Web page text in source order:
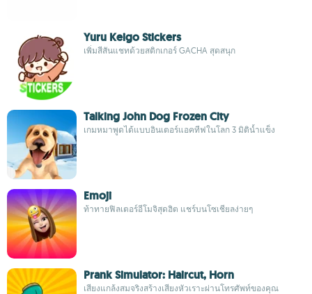
Yuru Keigo Stickers
เพิ่มสีสันแชทด้วยสติกเกอร์ GACHA สุดสนุก
Talking John Dog Frozen City
เกมหมาพูดได้แบบอินเตอร์แอคทีฟในโลก 3 มิติน้ำแข็ง
Emoji
ท้าทายฟิลเตอร์อีโมจิสุดฮิต แชร์บนโซเชียลง่ายๆ
Prank Simulator: Haircut, Horn
เสียงแกล้งสมจริงสร้างเสียงหัวเราะผ่านโทรศัพท์ของคุณ